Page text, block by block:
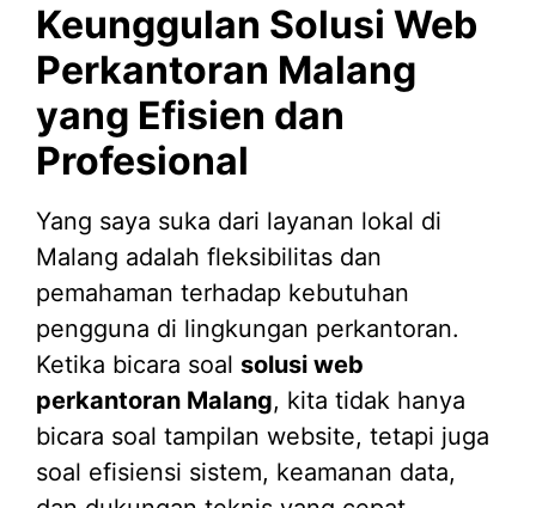
Keunggulan Solusi Web
Perkantoran Malang
yang Efisien dan
Profesional
Yang saya suka dari layanan lokal di
Malang adalah fleksibilitas dan
pemahaman terhadap kebutuhan
pengguna di lingkungan perkantoran.
Ketika bicara soal solusi web
perkantoran Malang, kita tidak hanya
bicara soal tampilan website, tetapi juga
soal efisiensi sistem, keamanan data,